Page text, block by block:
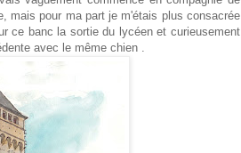
mais pour ma part je m'étais plus consacrée
ce banc la sortie du lycéen et curieusement
avec le même chien .